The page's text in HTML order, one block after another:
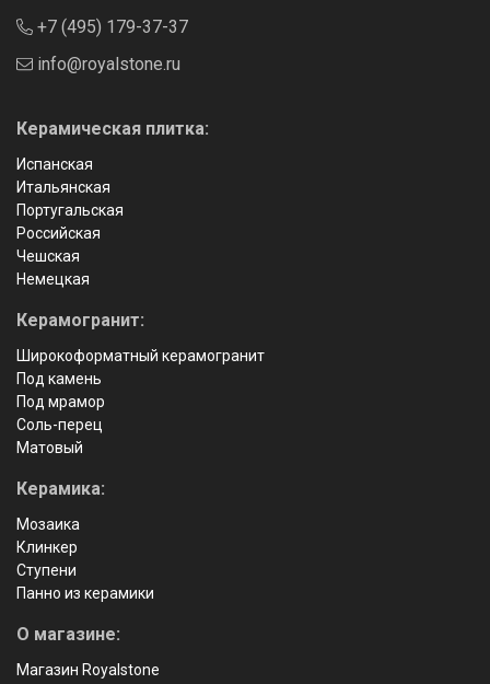
+7 (495) 179-37-37
info@royalstone.ru
Керамическая плитка:
Испанская
Итальянская
Португальская
Российская
Чешская
Немецкая
Керамогранит:
Широкоформатный керамогранит
Под камень
Под мрамор
Соль-перец
Матовый
Керамика:
Мозаика
Клинкер
Ступени
Панно из керамики
О магазине:
Магазин Royalstone